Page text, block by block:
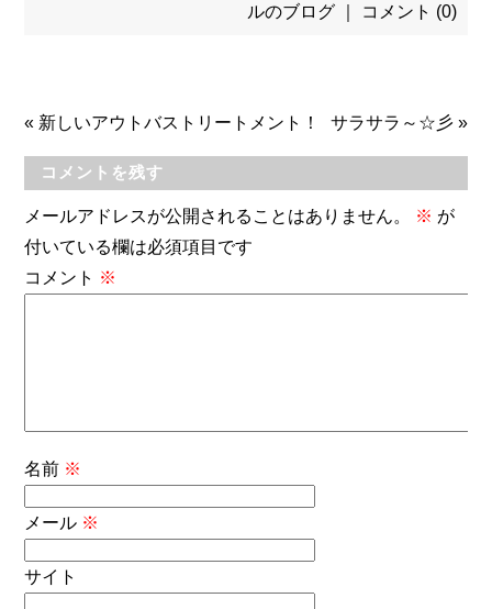
ルのブログ｜ コメント (0)
« 新しいアウトバストリートメント！ サラサラ～☆彡 »
コメントを残す
メールアドレスが公開されることはありません。 ※ が
付いている欄は必須項目です
コメント ※
名前 ※
メール ※
サイト